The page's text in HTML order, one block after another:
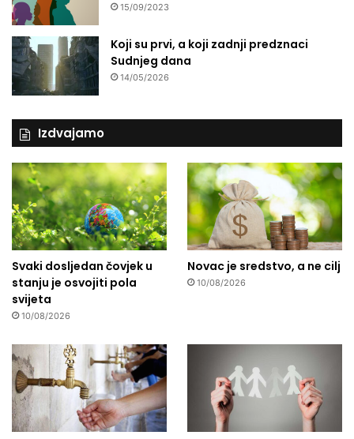
15/09/2023
Koji su prvi, a koji zadnji predznaci
Sudnjeg dana
14/05/2026
Izdvajamo
Svaki dosljedan čovjek u
stanju je osvojiti pola
svijeta
10/08/2026
Novac je sredstvo, a ne cilj
10/08/2026